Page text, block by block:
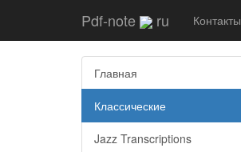
Pdf-note ru Контакты
Главная
Классические
Jazz Transcriptions